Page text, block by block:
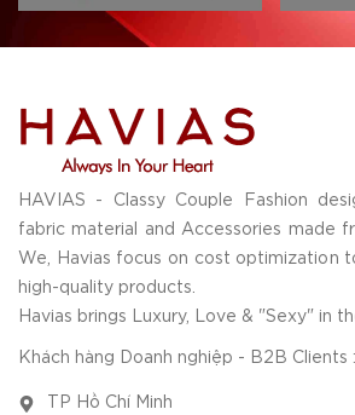
HAVIAS - Classy Couple Fashion
fabric material and Accessories made
We, Havias focus on cost optimization
high-quality products.
Havias brings Luxury, Love & "Sexy" in
Khách hàng Doanh nghiệp - B2B
TP Hồ Chí Minh